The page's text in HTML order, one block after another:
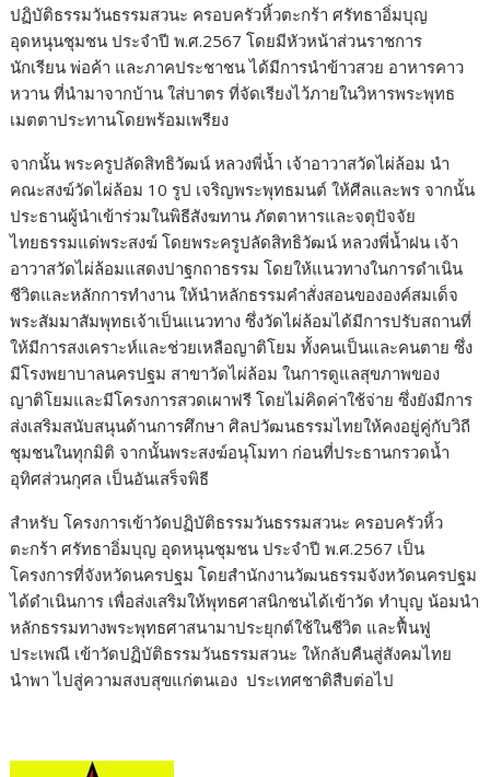
ปฏิบัติธรรมวันธรรมสวนะ ครอบครัวหิ้วตะกร้า ศรัทธาอิ่มบุญ
อุดหนุนชุมชน ประจำปี พ.ศ.2567 โดยมีหัวหน้าส่วนราชการ
นักเรียน พ่อค้า และภาคประชาชน ได้มีการนำข้าวสวย อาหารคาว
หวาน ที่นำมาจากบ้าน ใส่บาตร ที่จัดเรียงไว้ภายในวิหารพระพุทธ
เมตตาประทานโดยพร้อมเพรียง
จากนั้น พระครูปลัดสิทธิวัฒน์ หลวงพี่น้ำ เจ้าอาวาสวัดไผ่ล้อม นำ
คณะสงฆ์วัดไผ่ล้อม 10 รูป เจริญพระพุทธมนต์ ให้ศีลและพร จากนั้น
ประธานผู้นำเข้าร่วมในพิธีสังฆทาน ภัตตาหารและจตุปัจจัย
ไทยธรรมแด่พระสงฆ์ โดยพระครูปลัดสิทธิวัฒน์ หลวงพี่น้ำฝน เจ้า
อาวาสวัดไผ่ล้อมแสดงปาฐกถาธรรม โดยให้แนวทางในการดำเนิน
ชีวิตและหลักการทำงาน ให้นำหลักธรรมคำสั่งสอนขององค์สมเด็จ
พระสัมมาสัมพุทธเจ้าเป็นแนวทาง ซึ่งวัดไผ่ล้อมได้มีการปรับสถานที่
ให้มีการสงเคราะห์และช่วยเหลือญาติโยม ทั้งคนเป็นและคนตาย ซึ่ง
มีโรงพยาบาลนครปฐม สาขาวัดไผ่ล้อม ในการดูแลสุขภาพของ
ญาติโยมและมีโครงการสวดเผาฟรี โดยไม่คิดค่าใช้จ่าย ซึ่งยังมีการ
ส่งเสริมสนับสนุนด้านการศึกษา ศิลปวัฒนธรรมไทยให้คงอยู่คู่กับวิถี
ชุมชนในทุกมิติ จากนั้นพระสงฆ์อนุโมทา ก่อนที่ประธานกรวดน้ำ
อุทิศส่วนกุศล เป็นอันเสร็จพิธี
สำหรับ โครงการเข้าวัดปฏิบัติธรรมวันธรรมสวนะ ครอบครัวหิ้ว
ตะกร้า ศรัทธาอิ่มบุญ อุดหนุนชุมชน ประจำปี พ.ศ.2567 เป็น
โครงการที่จังหวัดนครปฐม โดยสำนักงานวัฒนธรรมจังหวัดนครปฐม
ได้ดำเนินการ เพื่อส่งเสริมให้พุทธศาสนิกชนได้เข้าวัด ทำบุญ น้อมนำ
หลักธรรมทางพระพุทธศาสนามาประยุกต์ใช้ในชีวิต และฟื้นฟู
ประเพณี เข้าวัดปฏิบัติธรรมวันธรรมสวนะ ให้กลับคืนสู่สังคมไทย
นำพา ไปสู่ความสงบสุขแก่ตนเอง ประเทศชาติสืบต่อไป